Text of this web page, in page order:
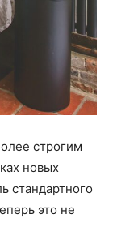
строгим
новых
стандартного
это не